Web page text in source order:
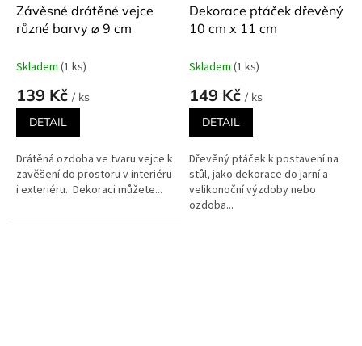
Závěsné drátěné vejce
různé barvy ⌀ 9 cm
Skladem (1 ks)
139 Kč / ks
DETAIL
Drátěná ozdoba ve tvaru vejce k
zavěšení do prostoru v interiéru
i exteriéru. Dekoraci můžete...
Dekorace ptáček dřevěný
10 cm x 11 cm
Skladem (1 ks)
149 Kč / ks
DETAIL
Dřevěný ptáček k postavení na
stůl, jako dekorace do jarní a
velikonoční výzdoby nebo
ozdoba...